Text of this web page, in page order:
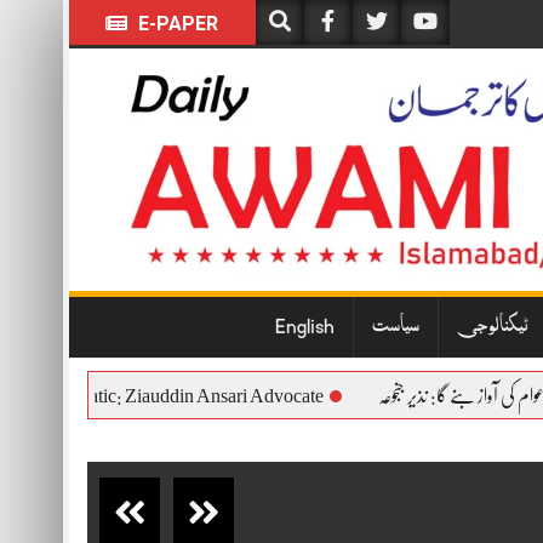
E-PAPER
ٹیکنالوجی سیاست English
and Democratic: Ziauddin Ansari Advocate